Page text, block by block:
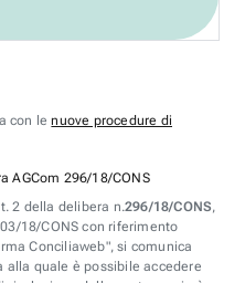
con lenuove procedure di
AGCom 296/18/CONS
2 della delibera n.296/18/CONS,
18/CONS con riferimento
Conciliaweb", si comunica
quale è possibile accedere